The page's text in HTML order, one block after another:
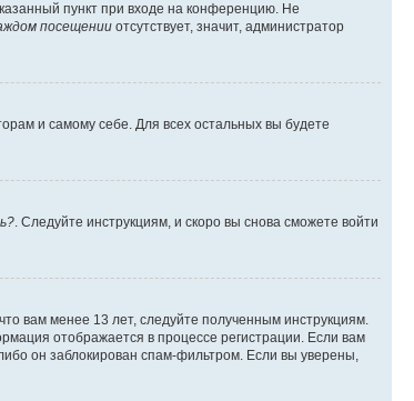
пункт при входе на конференцию. Не
посещении отсутствует, значит, администратор
и самому себе. Для всех остальных вы будете
. Следуйте инструкциям, и скоро вы снова сможете войти
вам менее 13 лет, следуйте полученным инструкциям.
отображается в процессе регистрации. Если вам
он заблокирован спам-фильтром. Если вы уверены,